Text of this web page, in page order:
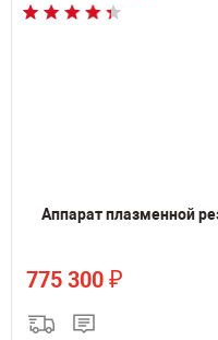
Аппарат плазменной
775 300 ₽